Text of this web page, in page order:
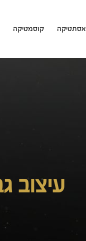
אסתטיקה קוסמטיקה
עיצוב